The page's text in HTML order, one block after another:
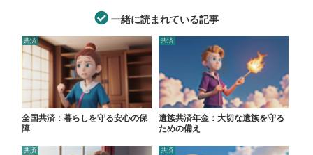
一緒に読まれている記事
共済
全国共済：暮らしを守る安心の保
障
共済
遺族共済年金：大切な遺族を守る
ための備え
共済 共済